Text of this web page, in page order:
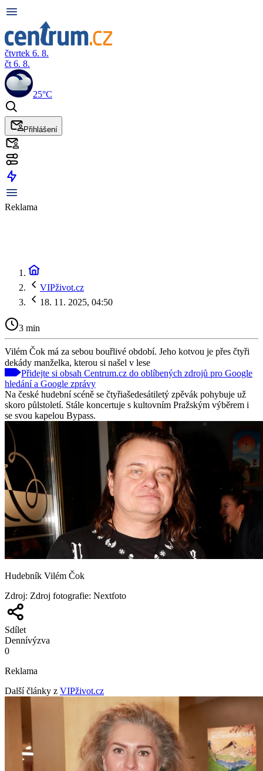
čtvrtek 6. 8.
čt 6. 8.
25°C
Přihlášení
Reklama
VIPživot.cz
18. 11. 2025, 04:50
3 min
Vilém Čok má za sebou bouřlivé období. Jeho kotvou je přes čtyři
dekády manželka, kterou si našel v lese
Přidejte si obsah Centrum.cz do oblíbených zdrojů pro Google
hledání a Google zprávy
Na české hudební scéně se čtyřiašedesátiletý zpěvák pohybuje už
skoro půlstoletí. Stále koncertuje s kultovním Pražským výběrem i
se svou kapelou Bypass.
Hudebník Vilém Čok
Zdroj: Zdroj fotografie: Nextfoto
Sdílet
Dennívýzva
0
Reklama
Další články z VIPživot.cz